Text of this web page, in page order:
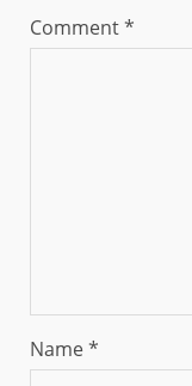
Comment*
Name*